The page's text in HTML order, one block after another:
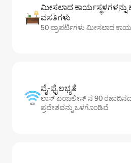
ಮೀಸಲಾದ
ವಸತಿಗಳು
50 ಪ್ರಾಪರ್ಟಿಗಳು ಮೀಸಲಾದ
ವೈ-ಫೈ ಲಭ್ಯತೆ
ಲಾಸ್ ಏಂಜಲೀಸ್ ನ 90 ರಜಾದಿನದ
ಪ್ರವೇಶವನ್ನು ಒಳಗೊಂಡಿವೆ